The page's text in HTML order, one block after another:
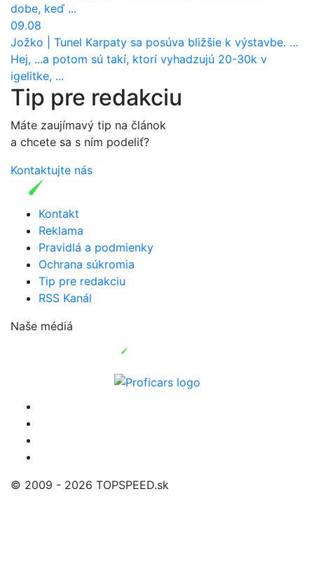
dobe, keď ...
09.08
Jožko
Tunel Karpaty sa posúva bližšie k výstavbe. NDS urobila dôležitý krok
Hej, ...a potom sú takí, ktorí vyhadzujú 20-30k v
igelitke, ...
Tip pre redakciu
Máte zaujímavý tip na článok
a chcete sa s ním podeliť?
Kontaktujte nás
Kontakt
Reklama
Pravidlá a podmienky
Ochrana súkromia
Tip pre redakciu
RSS Kanál
Naše médiá
© 2009 - 2026 TOPSPEED.sk